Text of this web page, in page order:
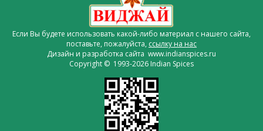
Если Вы будете использовать какой-либо материал с нашего сайта,
поставьте, пожалуйста, ссылку на нас
Дизайн и разработка сайта www.indianspices.ru
Copyright © 1993-2026 Indian Spices